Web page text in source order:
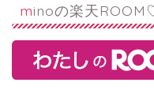
minoの楽天